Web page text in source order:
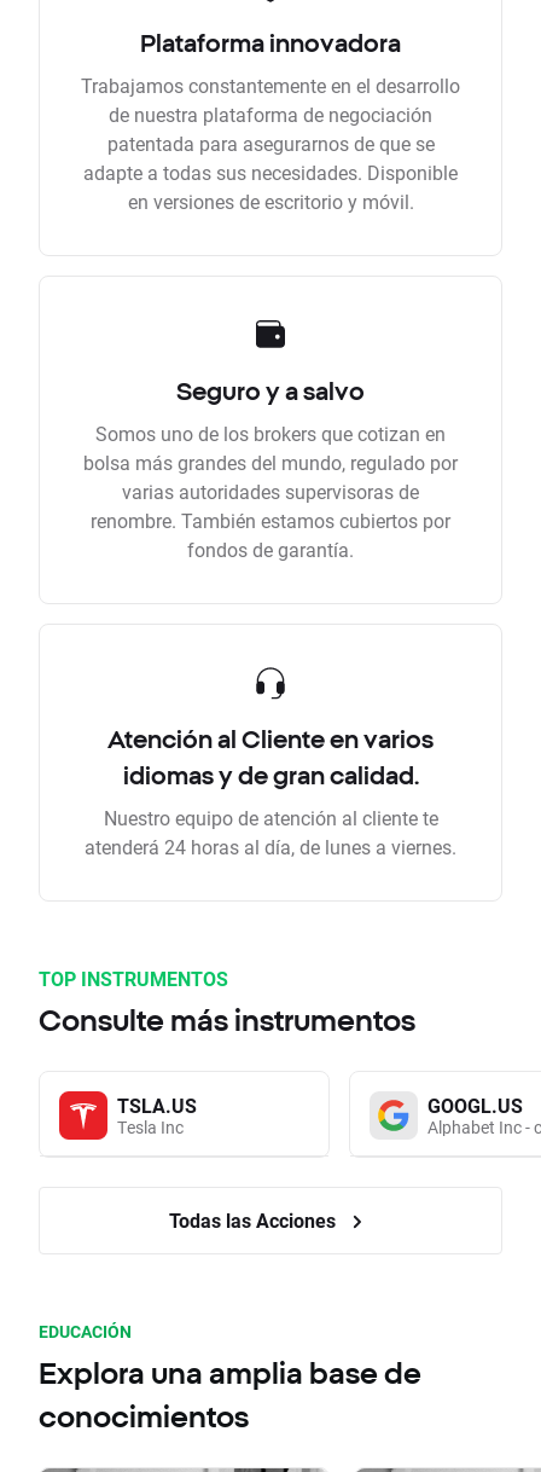
Plataforma innovadora
Trabajamos constantemente en el desarrollo
de nuestra plataforma de negociación
patentada para asegurarnos de que se
adapte a todas sus necesidades. Disponible
en versiones de escritorio y móvil.
Seguro y a salvo
Somos uno de los brokers que cotizan en
bolsa más grandes del mundo, regulado por
varias autoridades supervisoras de
renombre. También estamos cubiertos por
fondos de garantía.
Atención al Cliente en varios
idiomas y de gran calidad.
Nuestro equipo de atención al cliente te
atenderá 24 horas al día, de lunes a viernes.
TOP INSTRUMENTOS
Consulte más instrumentos
TSLA.US
Tesla Inc
GOOGL.US
Alphabet Inc -
Todas las Acciones
EDUCACIÓN
Explora una amplia base de
conocimientos